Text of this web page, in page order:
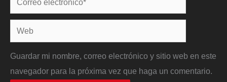
electrónico*
Web
Guardar mi nombre, correo electrónico y sitio web en este
navegador para la próxima vez que haga un comentario.